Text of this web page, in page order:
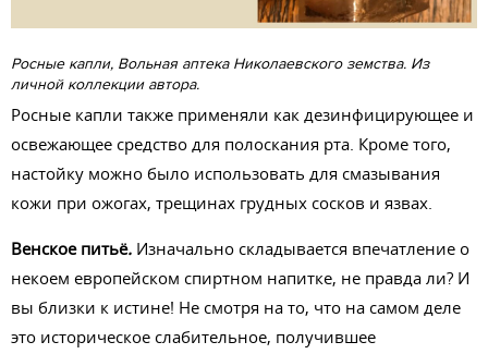
Росные капли, Вольная аптека Николаевского земства. Из
личной коллекции автора.
Росные капли также применяли как дезинфицирующее и
освежающее средство для полоскания рта. Кроме того,
настойку можно было использовать для смазывания
кожи при ожогах, трещинах грудных сосков и язвах.
Венское питьё. Изначально складывается впечатление о
некоем европейском спиртном напитке, не правда ли? И
вы близки к истине! Не смотря на то, что на самом деле
это историческое слабительное, получившее